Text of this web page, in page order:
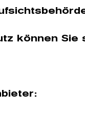
können Sie